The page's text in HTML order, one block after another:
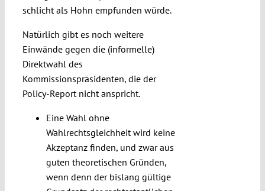
schlicht als Hohn empfunden würde.
Natürlich gibt es noch weitere
Einwände gegen die (informelle)
Direktwahl des
Kommissionspräsidenten, die der
Policy-Report nicht anspricht.
Eine Wahl ohne
Wahlrechtsgleichheit wird keine
Akzeptanz finden, und zwar aus
guten theoretischen Gründen,
wenn denn der bislang gültige